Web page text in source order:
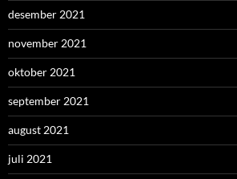
desember 2021
november 2021
oktober 2021
september 2021
august 2021
juli 2021